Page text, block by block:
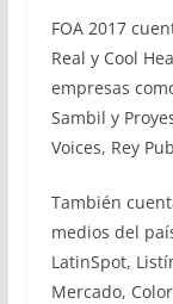
FOA 2017
Real y Cool
empresas
Sambil y
Voices, Rey
También
medios del
LatinSpot,
Mercado,